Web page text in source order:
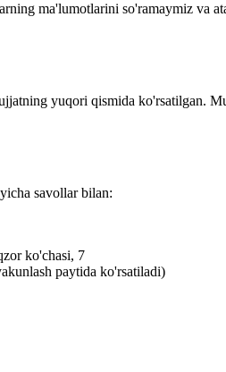
ma'lumotlarini so'ramaymiz va
yuqori qismida ko'rsatilgan.
savollar bilan:
ko'chasi, 7
paytida ko'rsatiladi)